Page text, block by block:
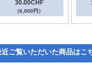
30.00CHF
（6,000円）
近ご覧いただいた商品はこ